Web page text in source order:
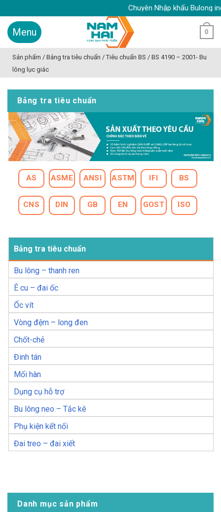
to
content
Chuyên Nhập khẩu Bulong
0
Sản phẩm / Bảng tra tiêu chuẩn /Tiêu chuẩn BS / BS 4190 – 2001- Bu
lông lục giác
Bảng tra tiêu chuẩn
AS ASME ANSI ASTM IFI BS
CNS DIN GB EN GOST ISO
Bảng tra tiêu chuẩn
Bu lông – thanh ren
Ê cu – đai ốc
Ốc vít
Vòng đệm – long đen
Chốt-chẻ
Đinh tán
Mối hàn
Dụng cụ hỗ trợ
Bu lông neo – Tắc kê
Phụ kiện kết nối
Đai treo – đai xiết
Danh mục sản phẩm